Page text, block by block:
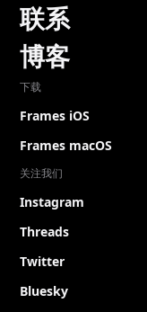
联系
博客
下载
Frames iOS
Frames macOS
关注我们
Instagram
Threads
Twitter
Bluesky